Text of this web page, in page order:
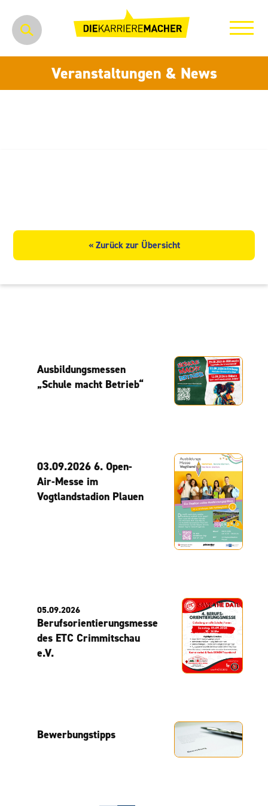
Veranstaltungen & News
« Zurück zur Übersicht
Ausbildungsmessen
„Schule macht Betrieb“
03.09.2026 6. Open-
Air-Messe im
Vogtlandstadion Plauen
05.09.2026
Berufsorientierungsmesse
des ETC Crimmitschau
e.V.
Bewerbungstipps